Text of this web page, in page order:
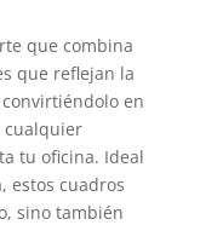
que combina
que reflejan la
en
cualquier
tu oficina. Ideal
estos cuadros
sino también